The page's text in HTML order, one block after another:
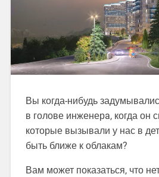
Вы когда-нибудь
в голове инженерa, когда он
которые вызывали у нас в
быть ближе к облакам?
Вам может показаться, что